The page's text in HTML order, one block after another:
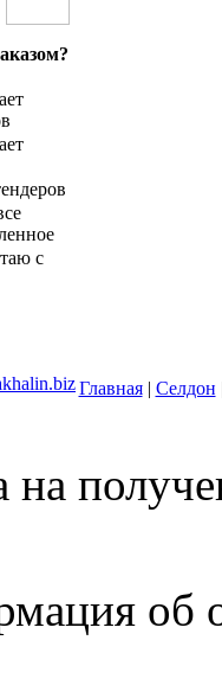
с
Главная| Селдон
на
об